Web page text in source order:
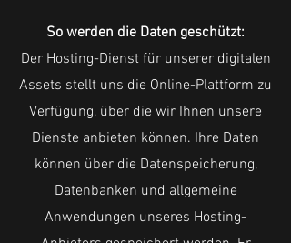
So werden die Daten geschützt:
Der Hosting-Dienst für unserer digitalen
Assets stellt uns die Online-Plattform zu
Verfügung, über die wir Ihnen unsere
Dienste anbieten können. Ihre Daten
können über die Datenspeicherung,
Datenbanken und allgemeine
Anwendungen unseres Hosting-